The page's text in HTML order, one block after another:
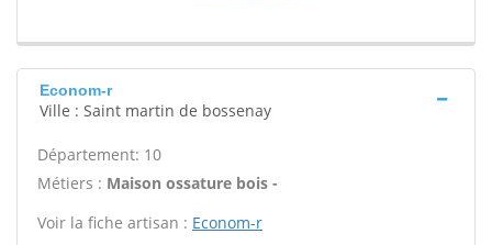
Econom-r
Ville : Saint martin de bossenay
Département: 10
Métiers : Maison ossature bois -
Voir la fiche artisan : Econom-r